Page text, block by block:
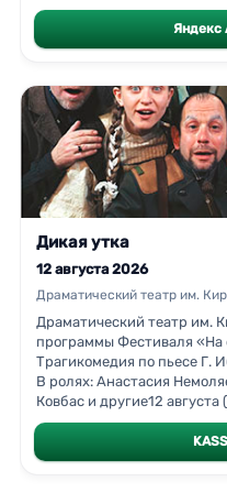
театра и кино: Александр
Егор Попов, Юлия
Гончарова и Александр
фестиваля театра, кино и
проводимого в Кирове с 7
спектакля в 19:00
часа 30 минут, с одним
классификация
общение, юмор и ценные
Яндекс
Дикая утка
12 августа 2026
Драматический театр им.
Драматический театр им.
программы Фестиваля «На
Трагикомедия по пьесе Г.
В ролях: Анастасия
Ковбас и другие12
Кировского драмтеатра
«Дикая утка» по пьесе Г.
Лукашевича.Грегерс